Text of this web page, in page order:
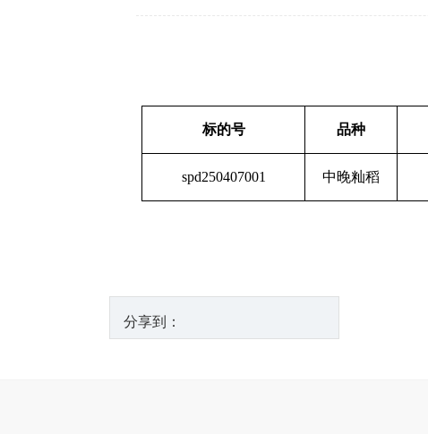
标的号 品种
spd250407001 中晚籼稻
分享到：